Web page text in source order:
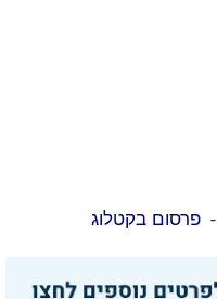
-פרסום בקטלוג